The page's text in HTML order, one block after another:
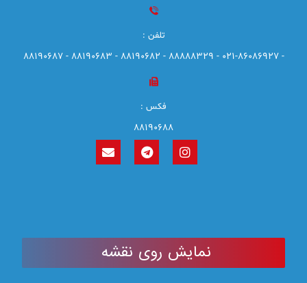
تلفن :
- 021-86086927 - 88888329 - 88190682 - 88190683 - 88190687
فکس :
88190688
نمایش روی نقشه